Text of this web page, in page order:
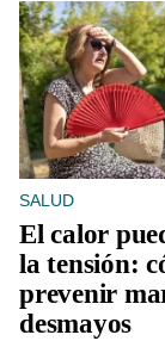
SALUD
El calor
la tensión:
prevenir
desmayos